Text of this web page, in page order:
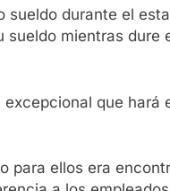
sueldo durante el
mientras dure
que hará
para ellos era